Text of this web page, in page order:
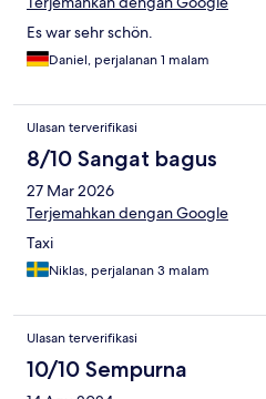
Es war sehr schön.
Daniel, perjalanan 1 malam
Ulasan terverifikasi
8/10 Sangat bagus
27 Mar 2026
Terjemahkan dengan Google
Taxi
Niklas, perjalanan 3 malam
Ulasan terverifikasi
10/10 Sempurna